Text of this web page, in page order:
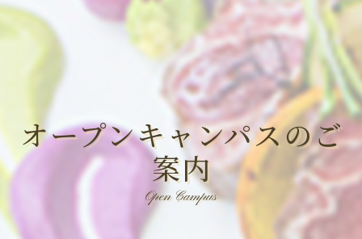
オープンキャンパスのご
案内
Open Campus